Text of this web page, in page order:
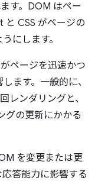
す。DOM はペー
と CSS がページの
にします。
ページを迅速かつ
ます。一般的に、
レンダリングと、
グの更新にかかる
を変更または更
答能力に影響する